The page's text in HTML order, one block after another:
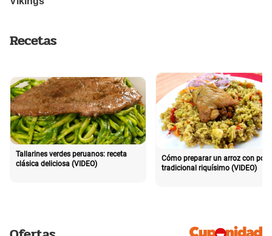
Recetas
Tallarines verdes peruanos: receta
clásica deliciosa (VIDEO)
Cómo preparar un arroz con pollo
tradicional riquísimo (VIDEO)